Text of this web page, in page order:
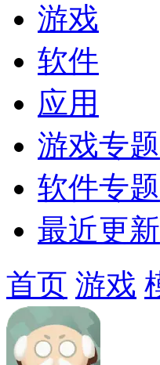
游戏
软件
应用
游戏专题
软件专题
最近更新
首页 游戏